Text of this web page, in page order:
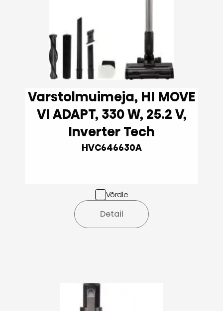
Varstolmuimeja, HI MOVE
VI ADAPT, 330 W, 25.2 V,
Inverter Tech
HVC646630A
Võrdle
Detail